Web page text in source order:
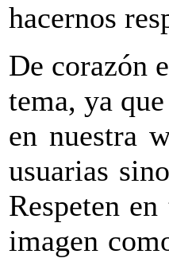
hacernos
De corazón
tema, ya
en nuestra
usuarias
Respeten
imagen